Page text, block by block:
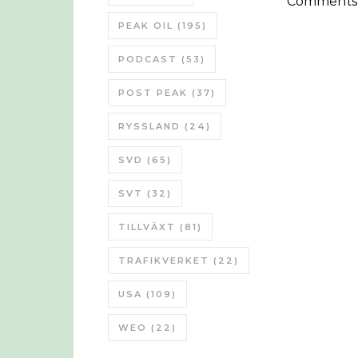
PEAK OIL (195)
PODCAST (53)
POST PEAK (37)
RYSSLAND (24)
SVD (65)
SVT (32)
TILLVÄXT (81)
TRAFIKVERKET (22)
USA (109)
WEO (22)